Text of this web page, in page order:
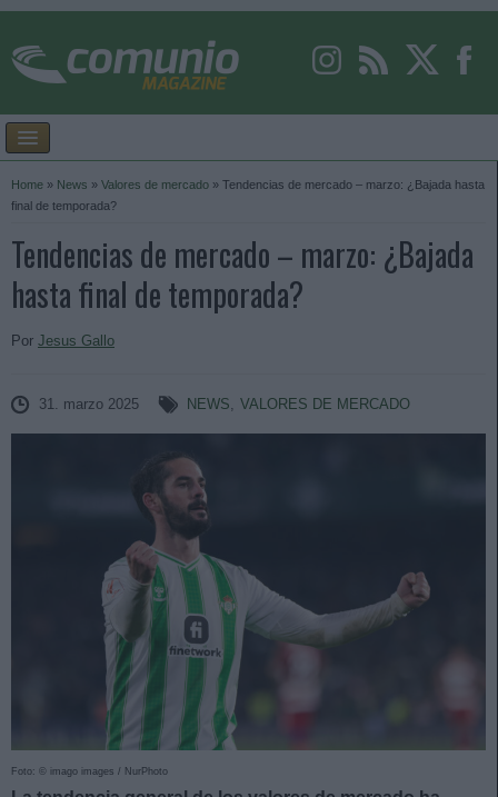
Home » News » Valores de mercado » Tendencias de mercado – marzo: ¿Bajada hasta
final de temporada?
Tendencias de mercado – marzo: ¿Bajada
hasta final de temporada?
Por Jesus Gallo
31. marzo 2025 NEWS, VALORES DE MERCADO
Foto: © imago images / NurPhoto